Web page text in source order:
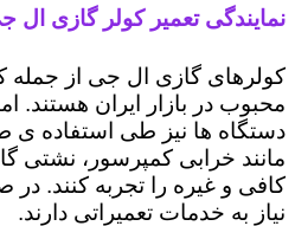
نمایندگی تعمیر کولر گازی ال
کولرهای گازی ال جی از جمله
محبوب در بازار ایران هستند.
دستگاه ها نیز طی استفاده ی
مانند خرابی کمپرسور، نشتی
کافی و غیره را تجربه کنند.
نیاز به خدمات تعمیراتی دارند.